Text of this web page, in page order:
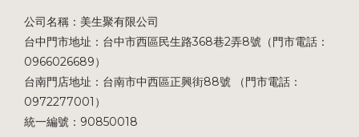
公司名稱：美生聚有限公司
台中門市地址：台中市西區民生路368巷2弄8號（門市電話：
0966026689）
台南門店地址：台南市中西區正興街88號 （門市電話：
0972277001）
統一編號：90850018